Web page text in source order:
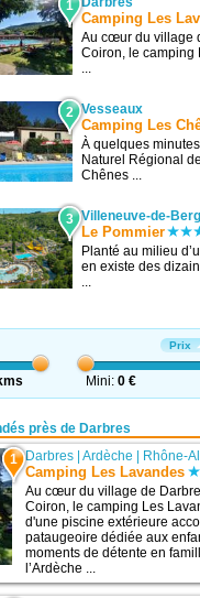
1
Camping Les
Au cœur du village
Coiron, le camping
...
2 Vesseaux
Camping Les
À quelques
Naturel Régional
Chênes ...
3 Villeneuve-de-Berg
Le Pommier
Planté au milieu
en existe des
...
Prix
Mini:0 €
près de Darbres
1 Darbres |Ardèche | Rhône-
Camping Les Lavandes
Au cœur du village de
Coiron, le camping Les
d'une piscine extérieure
pataugeoire dédiée aux
moments de détente en
l’Ardèche ...